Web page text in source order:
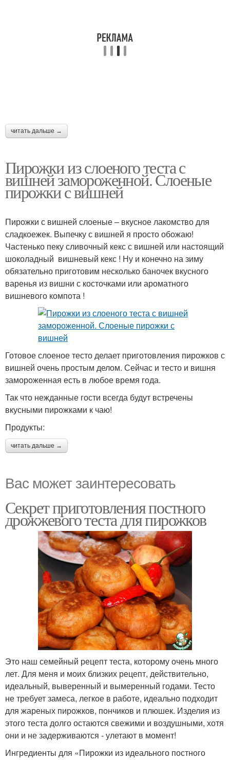
читать дальше →
Пирожки из слоеного теста с
вишней замороженной. Слоеные
пирожки с вишней
Пирожки с вишней слоеные – вкусное лакомство для
сладкоежек. Выпечку с вишней я просто обожаю!
Частенько пеку сливочный кекс с вишней или настоящий
шоколадный вишневый кекс ! Ну и конечно на зиму
обязательно приготовим несколько баночек вкусного
варенья из вишни с косточками или ароматного
вишневого компота !
Готовое слоеное тесто делает приготовления пирожков с
вишней очень простым делом. Сейчас и тесто и вишня
замороженная есть в любое время года.
Так что нежданные гости всегда будут встречены
вкусными пирожками к чаю!
Продукты:
читать дальше →
Вас может заинтересовать
Секрет приготовления постного
дрожжевого теста для пирожков
Это наш семейный рецепт теста, которому очень много
лет. Для меня и моих близких рецепт, действительно,
идеальный, выверенный и вымеренный годами. Тесто
не требует замеса, легкое в работе, идеально подходит
для жареных пирожков, пончиков и плюшек. Изделия из
этого теста долго остаются свежими и воздушными, хотя
они и не задерживаются - улетают в момент!
Ингредиенты для «Пирожки из идеального постного